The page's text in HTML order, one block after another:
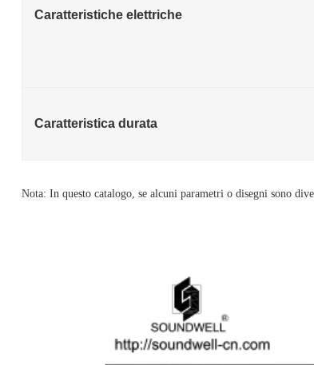
Caratteristiche elettriche
Caratteristica durata
Nota: In questo catalogo, se alcuni parametri o disegni sono